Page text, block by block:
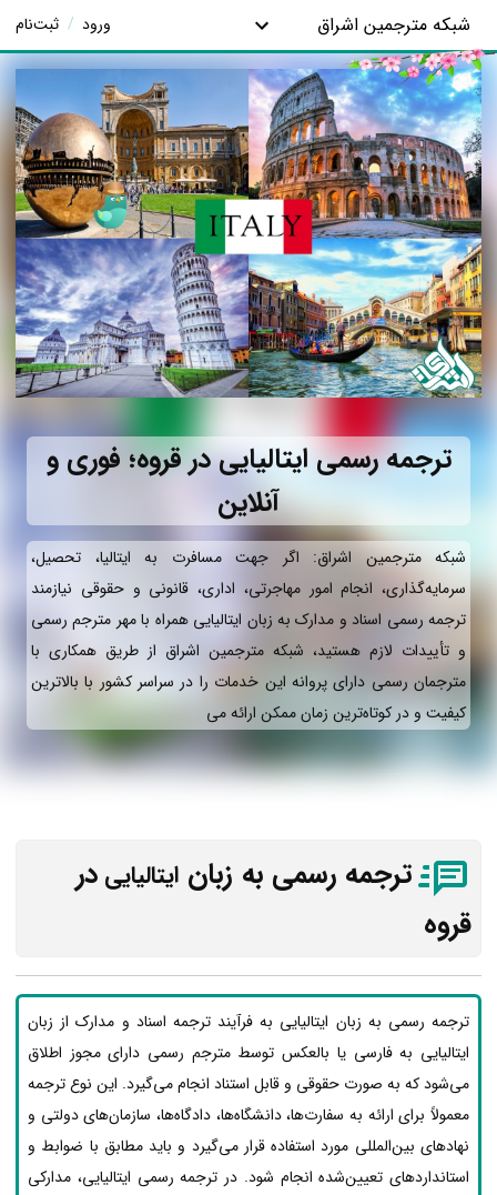
شبکه مترجمین اشراق ورود / ثبت‌نام
ترجمه رسمی ایتالیایی در قروه؛ فوری و
آنلاین
شبکه مترجمین اشراق: اگر جهت مسافرت به ایتالیا، تحصیل،
سرمایه‌گذاری، انجام امور مهاجرتی، اداری، قانونی و حقوقی نیازمند
ترجمه رسمی اسناد و مدارک به زبان ایتالیایی همراه با مهر مترجم رسمی
و تأییدات لازم هستید، شبکه مترجمین اشراق از طریق همکاری با
مترجمان رسمی دارای پروانه این خدمات را در سراسر کشور با بالاترین
کیفیت و در کوتاه‌ترین زمان ممکن ارائه می‌
ترجمه رسمی به زبان ایتالیایی در
قروه
ترجمه رسمی به زبان ایتالیایی به فرآیند ترجمه اسناد و مدارک از زبان
ایتالیایی به فارسی یا بالعکس توسط مترجم رسمی دارای مجوز اطلاق
می‌شود که به صورت حقوقی و قابل استناد انجام می‌گیرد. این نوع ترجمه
معمولاً برای ارائه به سفارت‌ها، دانشگاه‌ها، دادگاه‌ها، سازمان‌های دولتی و
نهادهای بین‌المللی مورد استفاده قرار می‌گیرد و باید مطابق با ضوابط و
استانداردهای تعیین‌شده انجام شود. در ترجمه رسمی ایتالیایی، مدارکی